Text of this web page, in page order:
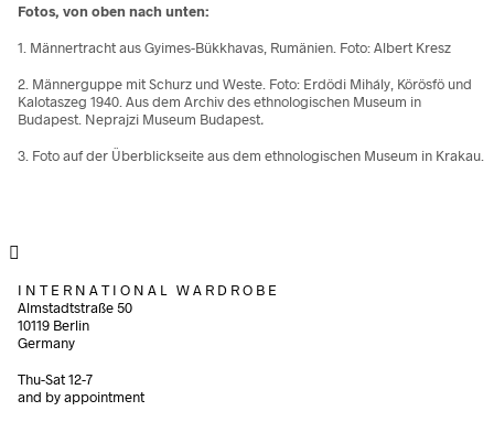
Fotos, von oben nach unten:
1. Männertracht aus Gyimes-Bükkhavas, Rumänien. Foto: Albert Kresz
2. Männerguppe mit Schurz und Weste. Foto: Erdödi Mihály, Körösfö und
Kalotaszeg 1940. Aus dem Archiv des ethnologischen Museum in
Budapest. Neprajzi Museum Budapest.
3. Foto auf der Überblickseite aus dem ethnologischen Museum in Krakau.
I N T E R N A T I O N A L W A R D R O B E
Almstadtstraße 50
10119 Berlin
Germany
Thu-Sat 12-7
and by appointment